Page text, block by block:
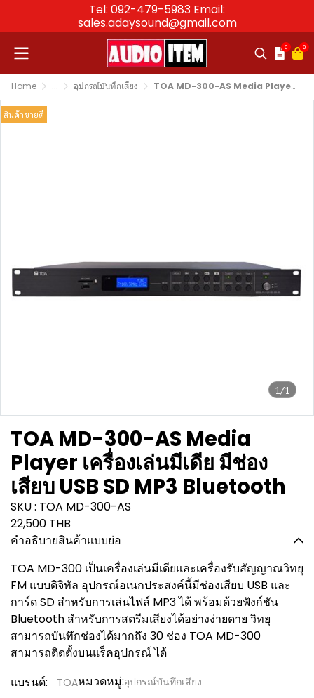
Tel: 092-479-5983 Email:
sales.adaysound@gmail.com
0 0
Home ... อุปกรณ์บันทึกเสียง TOA MD-300-AS Media Player เครื่องเล่นมีเดีย มีช่องเสียบ USB SD MP3 Bluetooth
1/1
สินค้าขายดี
TOA MD-300-AS Media
Player เครื่องเล่นมีเดีย มีช่อง
เสียบ USB SD MP3 Bluetooth
SKU : TOA MD-300-AS
22,500 THB
คำอธิบายสินค้าแบบย่อ
TOA MD-300 เป็นเครื่องเล่นมีเดียและเครื่องรับสัญญาณวิทยุ
FM แบบดิจิทัล อุปกรณ์อเนกประสงค์นี้มีช่องเสียบ USB และ
การ์ด SD สำหรับการเล่นไฟล์ MP3 ได้ พร้อมด้วยฟังก์ชัน
Bluetooth สำหรับการสตรีมเสียงได้อย่างง่ายดาย วิทยุ
สามารถบันทึกช่องได้มากถึง 30 ช่อง TOA MD-300
สามารถติดตั้งบนแร็คอุปกรณ์ ได้
แบรนด์:
TOAหมวดหมู่:อุปกรณ์บันทึกเสียง